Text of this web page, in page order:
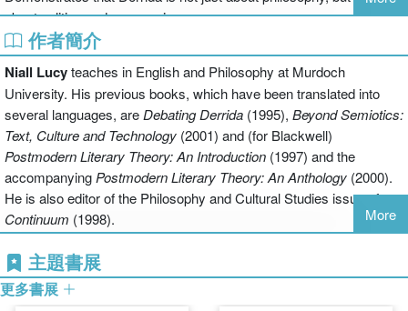
about politics and pop music.
Explains why deconstruction matters, and how Derrida can change
the way you think.
The A-Z entries are framed by essays on the inherent
interdisciplinarity of Derrida's work and on Derrida's relationship to
a range of other thinkers.
作者簡介
Niall Lucyteaches in English and Philosophy at Murdoch
University. His previous books, which have been translated into
several languages, are Debating Derrida (1995), Beyond Semiotics:
Text, Culture and Technology (2001) and (for Blackwell)
Postmodern Literary Theory: An Introduction (1997) and the
accompanying Postmodern Literary Theory: An Anthology (2000).
He is also editor of the Philosophy and Cultural Studies issue of
Continuum (1998). More
主題書展
更多書展